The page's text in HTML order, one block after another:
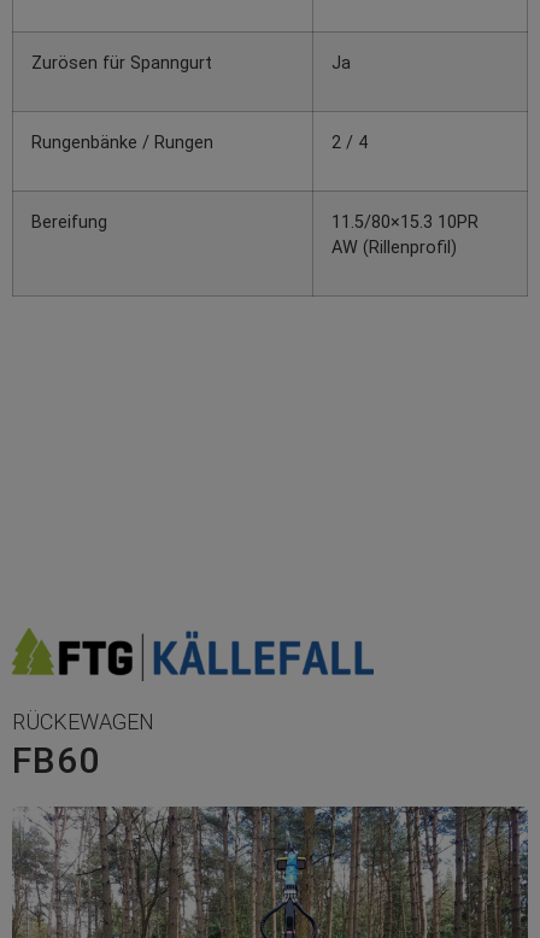
Zurösen für Spanngurt Ja
Rungenbänke / Rungen 2 / 4
Bereifung
11.5/80×15.3 10PR
AW (Rillenprofil)
RÜCKEWAGEN
FB60